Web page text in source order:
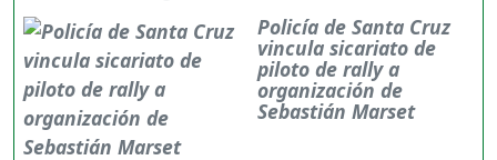
Policía de Santa Cruz
vincula sicariato de
piloto de rally a
organización de
Sebastián Marset